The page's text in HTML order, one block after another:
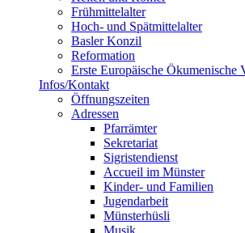
Frühmittelalter
Hoch- und Spätmittelalter
Basler Konzil
Reformation
Erste Europäische Ökumenische
Infos/Kontakt
Öffnungszeiten
Adressen
Pfarrämter
Sekretariat
Sigristendienst
Accueil im Münster
Kinder- und Familien
Jugendarbeit
Münsterhüsli
Musik